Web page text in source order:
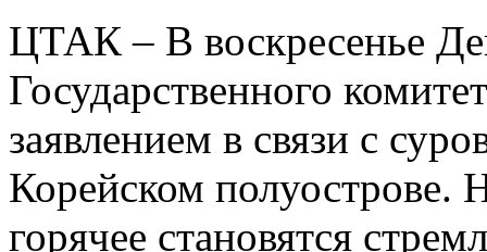
ЦТАК – В воскресенье
Государственного
заявлением в связи с
Корейском полуострове.
горячее становятся